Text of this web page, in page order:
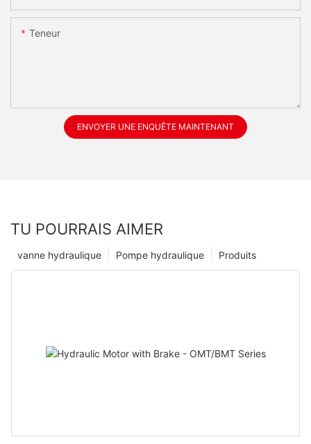
Teneur
ENVOYER UNE ENQUÊTE MAINTENANT
TU POURRAIS AIMER
Produits
Pompe hydraulique
vanne hydraulique